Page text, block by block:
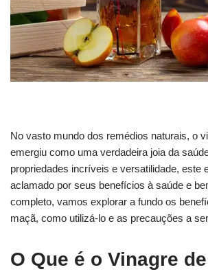
No vasto mundo dos remédios naturais, o
emergiu como uma verdadeira joia da
propriedades incríveis e versatilidade, este
aclamado por seus benefícios à saúde e
completo, vamos explorar a fundo os
maçã, como utilizá-lo e as precauções a
O Que é o Vinagre